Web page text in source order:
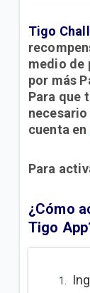
adquirirlos
Postpago
Consulta
Conoce
Quisiera
¿Cómo
Tigo
medio de
por más
Para que
cuenta en
Para
¿Cómo
Tigo